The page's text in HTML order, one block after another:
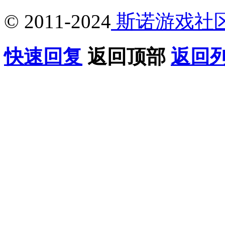
© 2011-2024 斯诺游戏社
快速回复 返回顶部 返回